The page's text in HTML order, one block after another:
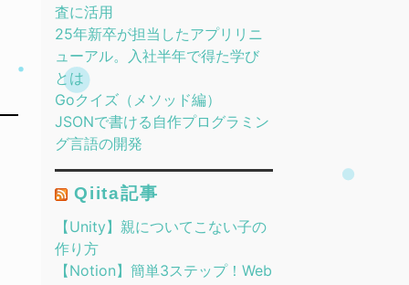
査に活用
25年新卒が担当したアプリリニ
ューアル。入社半年で得た学び
とは
Goクイズ（メソッド編）
JSONで書ける自作プログラミン
グ言語の開発
Qiita記事
【Unity】親についてこない子の
作り方
【Notion】簡単3ステップ！Web